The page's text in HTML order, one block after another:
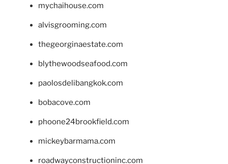
mychaihouse.com
alvisgrooming.com
thegeorginaestate.com
blythewoodseafood.com
paolosdelibangkok.com
bobacove.com
phoone24brookfield.com
mickeybarmama.com
roadwayconstructioninc.com